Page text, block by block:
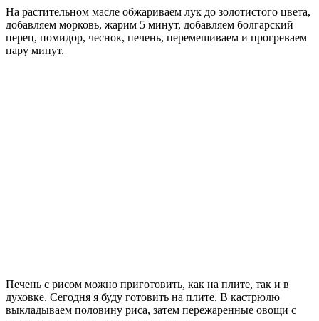
На растительном масле обжариваем лук до золотистого цвета,
добавляем морковь, жарим 5 минут, добавляем болгарский
перец, помидор, чеснок, печень, перемешиваем и прогреваем
пару минут.
Печень с рисом можно приготовить, как на плите, так и в
духовке. Сегодня я буду готовить на плите. В кастрюлю
выкладываем половину риса, затем пережаренные овощи с